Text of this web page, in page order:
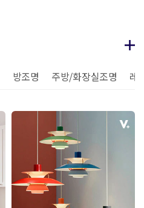
방조명 주방/화장실조명 레